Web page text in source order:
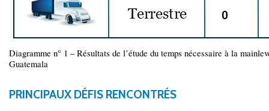
Diagramme n° 1 – Résultats de l’étude du temps nécessaire à la
Guatemala
PRINCIPAUX DÉFIS RENCONTRÉS